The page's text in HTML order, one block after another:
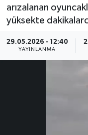
arızalanan
yüksekte
29.05.2026 - 12:40
YAYINLANMA
Tüm Manşetler
Son Dakika